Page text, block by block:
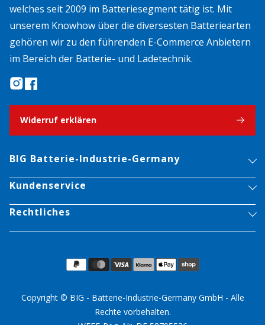
welches seit 2009 im Batteriesegment tätig ist. Mit
unserem Knowhow über die diversesten Batteriearten
gehören wir zu den führenden E-Commerce Anbietern
im Bereich der Batterie- und Ladetechnik.
Widerruf erklären
BIG Batterie-Industrie-Germany
Kundenservice
Rechtliches
Copyright © BIG - Batterie-Industrie-Germany GmbH - Alle
Rechte vorbehalten.